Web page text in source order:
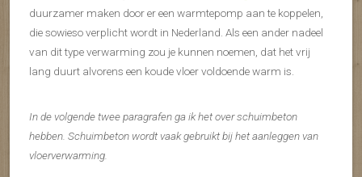
duurzamer maken door er een warmtepomp aan te koppelen,
die sowieso verplicht wordt in Nederland. Als een ander nadeel
van dit type verwarming zou je kunnen noemen, dat het vrij
lang duurt alvorens een koude vloer voldoende warm is.
In de volgende twee paragrafen ga ik het over schuimbeton
hebben. Schuimbeton wordt vaak gebruikt bij het aanleggen van
vloerverwarming.